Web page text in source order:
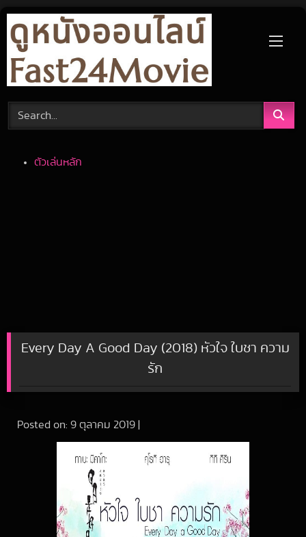
Skip
content
ตัวเล่นหลัก
Every Day A Good Day (2018) หัวใจ ใบชา ความ
รัก
Posted on: 9 ตุลาคม 2019